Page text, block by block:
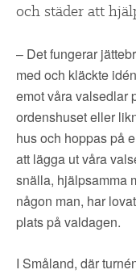
FÖR MEDLEMMAR
NYHETER
och städer att
– Det fungerar
med och kläckte
emot våra valsedlar
ordenshuset eller
hus och hoppas på
att lägga ut våra
snälla, hjälpsamma
någon man, har
plats på valdagen.
I Småland, där